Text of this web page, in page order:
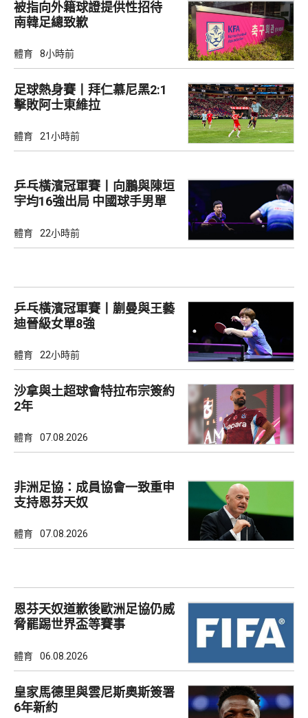
被指向外籍球證提供性招待
南韓足總致歉
體育 8小時前
足球熱身賽丨拜仁慕尼黑2:1
擊敗阿士東維拉
體育 21小時前
乒乓橫濱冠軍賽丨向鵬與陳垣
宇均16強出局 中國球手男單
體育 22小時前
乒乓橫濱冠軍賽丨蒯曼與王藝
迪晉級女單8強
體育 22小時前
沙拿與土超球會特拉布宗簽約
2年
體育 07.08.2026
非洲足協：成員協會一致重申
支持恩芬天奴
體育 07.08.2026
恩芬天奴道歉後歐洲足協仍威
脅罷踢世界盃等賽事
體育 06.08.2026
皇家馬德里與雲尼斯奧斯簽署
6年新約